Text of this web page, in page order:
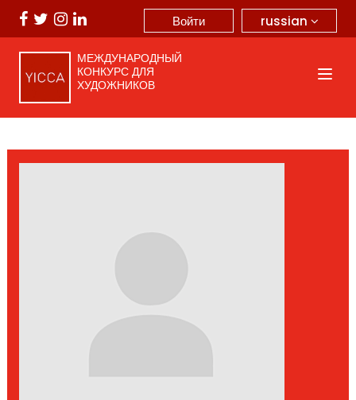
russian
Войти
МЕЖДУНАРОДНЫЙ
КОНКУРС ДЛЯ
ХУДОЖНИКОВ